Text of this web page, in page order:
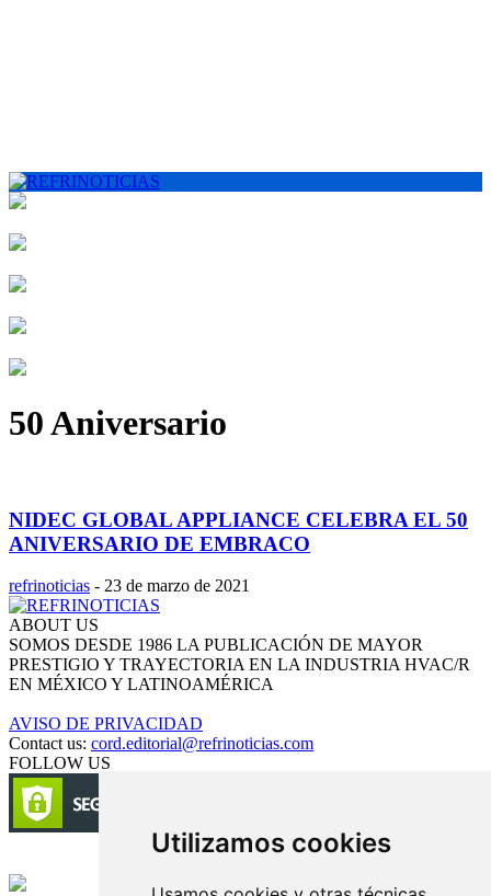
Utilizamos cookies
50 Aniversario
NIDEC GLOBAL APPLIANCE CELEBRA EL 50
ANIVERSARIO DE EMBRACO
refrinoticias - 23 de marzo de 2021
ABOUT US
SOMOS DESDE 1986 LA PUBLICACIÓN DE MAYOR
PRESTIGIO Y TRAYECTORIA EN LA INDUSTRIA HVAC/R
EN MÉXICO Y LATINOAMÉRICA
AVISO DE PRIVACIDAD
Contact us: cord.editorial@refrinoticias.com
FOLLOW US